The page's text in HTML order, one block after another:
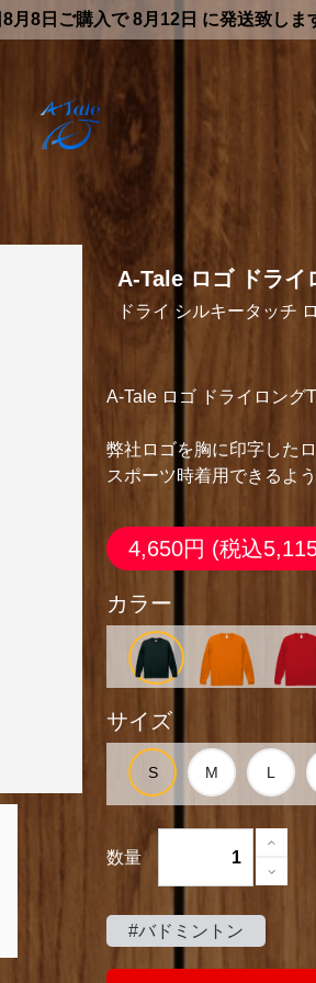
8月8日 ご購入で8月12日 に発送致しま
A-Tale ロゴ ドライ
ドライ シルキータッチ
A-Tale ロゴ ドライロング
弊社ロゴを胸に印字した
スポーツ時着用できるよ
4,650円 (税込
カラー
サイズ
数量
#バドミントン